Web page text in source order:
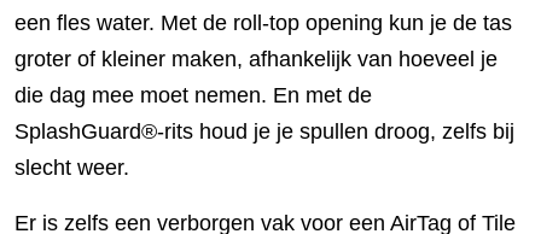
een fles water. Met de roll-top opening kun je de tas
groter of kleiner maken, afhankelijk van hoeveel je
die dag mee moet nemen. En met de
SplashGuard®-rits houd je je spullen droog, zelfs bij
slecht weer.
Er is zelfs een verborgen vak voor een AirTag of Tile